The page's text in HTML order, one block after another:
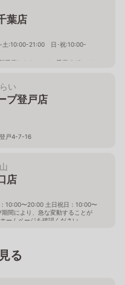
葉店
:10:00-21:00 日･祝:10:00-
千葉1-1-1 ペリエ千葉 B1F ペリ
い
プ登戸店
戸4-7-16
店
10:00〜20:00 土日祝日：10:00〜
間により、急な変動することが
ームページを確認ください
る